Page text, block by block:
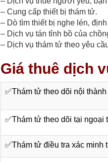
– Cung cấp thiết bị thám tử.
– Dò tìm thiết bị nghe lén, định
– Dịch vụ tán tỉnh bồ của
– Dịch vụ thám tử theo yêu
Giá thuê dịch
✅Thám tử theo dõi nội
✅Thám tử theo dõi tại ngoại
✅Thám tử điều tra xác minh